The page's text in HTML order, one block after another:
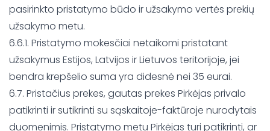
pasirinkto pristatymo būdo ir užsakymo vertės prekių
užsakymo metu.
6.6.1. Pristatymo mokesčiai netaikomi pristatant
užsakymus Estijos, Latvijos ir Lietuvos teritorijoje, jei
bendra krepšelio suma yra didesnė nei 35 eurai.
6.7. Pristačius prekes, gautas prekes Pirkėjas privalo
patikrinti ir sutikrinti su sąskaitoje-faktūroje nurodytais
duomenimis. Pristatymo metu Pirkėjas turi patikrinti, ar